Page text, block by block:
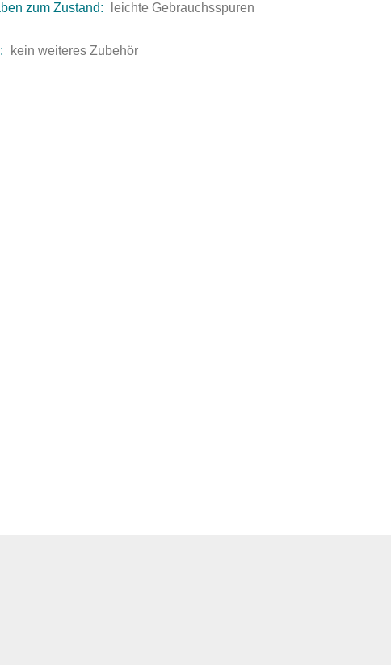
zum Zustand: leichte Gebrauchsspuren
kein weiteres Zubehör